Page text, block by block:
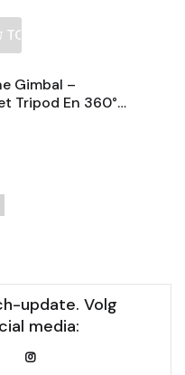
TOEVOEGEN AAN
Gimbal –
Tripod En 360°
update. Volg
media: